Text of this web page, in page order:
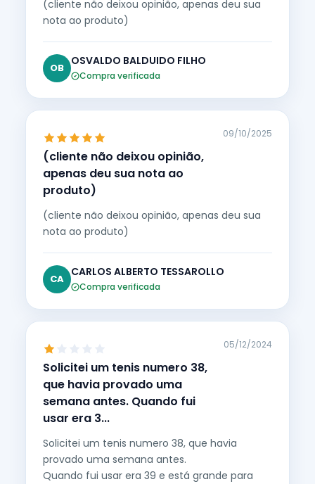
(cliente não deixou opinião, apenas deu sua
nota ao produto)
OB
OSVALDO BALDUIDO FILHO
Compra verificada
(cliente não deixou opinião,
apenas deu sua nota ao
produto)
09/10/2025
(cliente não deixou opinião, apenas deu sua
nota ao produto)
CA
CARLOS ALBERTO TESSAROLLO
Compra verificada
Solicitei um tenis numero 38,
que havia provado uma
semana antes. Quando fui
usar era 3...
05/12/2024
Solicitei um tenis numero 38, que havia
provado uma semana antes.
Quando fui usar era 39 e está grande para